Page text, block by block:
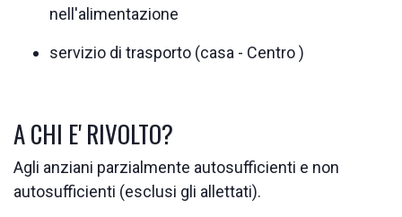
nell'alimentazione
servizio di trasporto (casa - Centro )
A CHI E' RIVOLTO?
Agli anziani parzialmente autosufficienti e non
autosufficienti (esclusi gli allettati).